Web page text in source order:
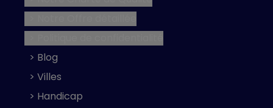
> Blog
> Villes
> Handicap